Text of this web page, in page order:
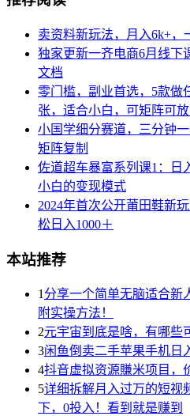
卖资料新玩法，月入6k+，
独家更新一齐电商6月线下
文档
零门槛，副业首选，5款做
张，适合小白，可矩阵可
小国学细分赛道，三分钟
矩阵复制
佐道超车暴富系列课1：日
小白的变现模式
2024年首次公开莆田鞋新
松日入1000＋
本站推荐
1 分享一个简单无脑适合新
附实操方法！
2元宇宙到底是啥，有哪些
3闲鱼倒卖二手苹果手机日
4抖音虚拟资源賺米项目，
5详细拆解月入过万的短视
下，0投入！看到就是赚到